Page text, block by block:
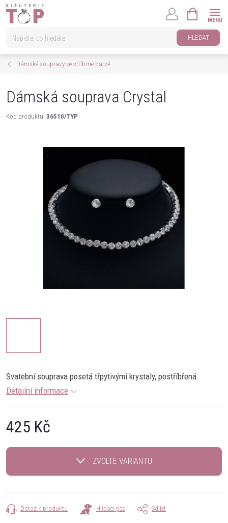
Přejít
HLEDAT
KOŠÍK
Dámské soupravy ve stříbrné barvě
Dámská souprava Crystal
Kód produktu: 36510/TYP
Svatební souprava posetá třpytivými krystaly, postříbřená.
Detailní informace
425 Kč
cena:
ZVOLTE VARIANTU
Dotaz k produktu Hlídací pes Sdílet